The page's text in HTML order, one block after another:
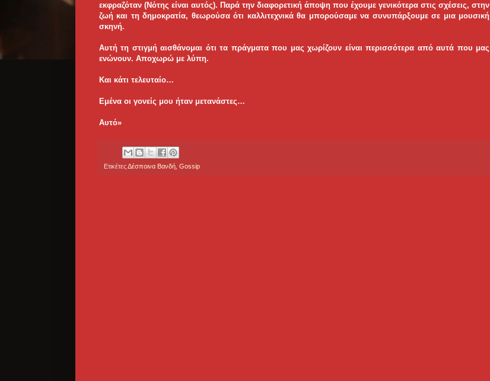
εκφραζόταν (Νότης είναι αυτός). Παρά την διαφορετική άποψη που έχουμε γενικότερα στις σχέσεις, στην
ζωή και τη δημοκρατία, θεωρούσα ότι καλλιτεχνικά θα μπορούσαμε να συνυπάρξουμε σε μια μουσική
σκηνή.
Αυτή τη στιγμή αισθάνομαι ότι τα πράγματα που μας χωρίζουν είναι περισσότερα από αυτά που μας
ενώνουν. Αποχωρώ με λύπη.
Και κάτι τελευταίο…
Εμένα οι γονείς μου ήταν μετανάστες…
Αυτό»
ΕτικέτεςΔέσποινα Βανδή Gossip